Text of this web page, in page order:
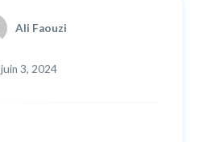
Ali Faouzi
juin 3, 2024